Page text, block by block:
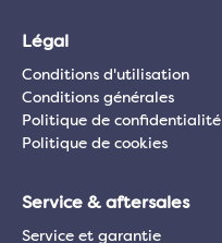
Légal
Conditions d'utilisation
Conditions générales
Politique de confidentialité
Politique de cookies
Service & aftersales
Service et garantie